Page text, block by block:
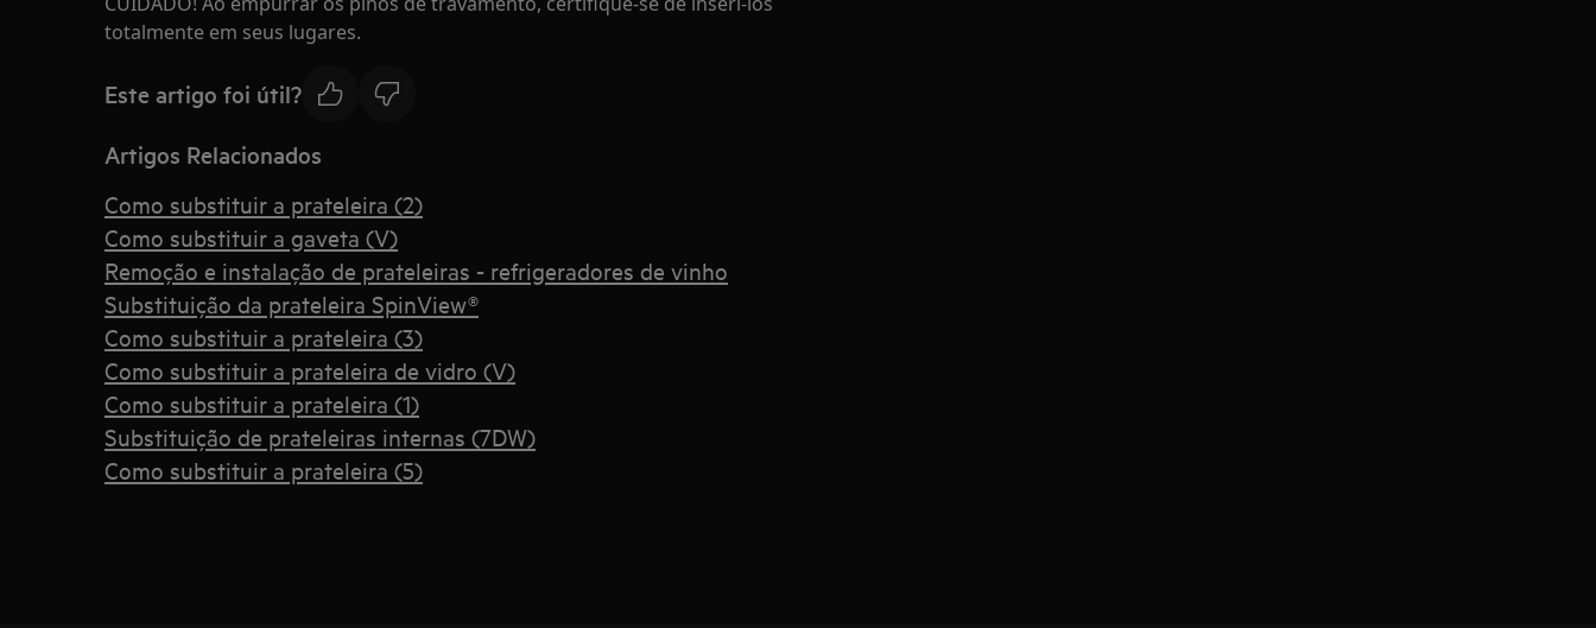
totalmente em seus lugares.
Este artigo foi útil?
Artigos Relacionados
Como substituir a prateleira (2)
Como substituir a gaveta (V)
Remoção e instalação de prateleiras - refrigeradores de vinho
Substituição da prateleira SpinView®
Como substituir a prateleira (3)
Como substituir a prateleira de vidro (V)
Como substituir a prateleira (1)
Substituição de prateleiras internas (7DW)
Como substituir a prateleira (5)